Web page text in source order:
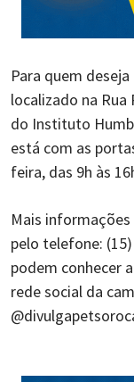
Para quem
localizado na Rua
do Instituto
está com as
feira, das 9h às
Mais informações
pelo telefone:
podem conhecer
rede social da